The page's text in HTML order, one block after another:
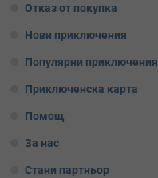
Отказ от покупка
Нови приключения
Популярни приключения
Приключенска карта
Помощ
За нас
Стани партньор